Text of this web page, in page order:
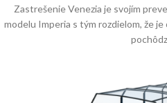
Zastrešenie Venezia je svojím
modelu Imperia s tým rozdielom, že je